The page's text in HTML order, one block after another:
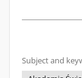
Subject and